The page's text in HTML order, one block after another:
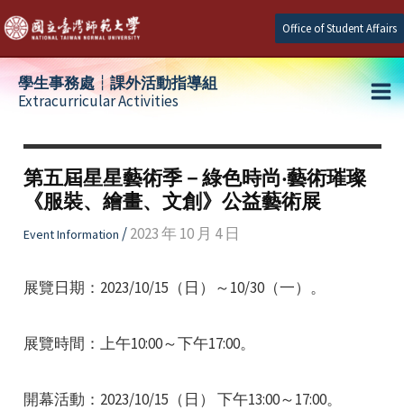
Skip
to
content
Office of Student Affairs
學生事務處┆課外活動指導組
Extracurricular Activities
第五屆星星藝術季－綠色時尚‧藝術璀璨
《服裝、繪畫、文創》公益藝術展
Event Information /2023 年 10 月 4 日
展覽日期：2023/10/15（日）～10/30（一）。
展覽時間：上午10:00～下午17:00。
開幕活動：2023/10/15（日） 下午13:00～17:00。